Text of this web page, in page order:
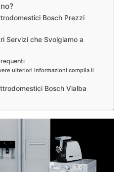
Bosch Prezzi
Servizi che Svolgiamo a
ulteriori informazioni compila il
Bosch Vialba